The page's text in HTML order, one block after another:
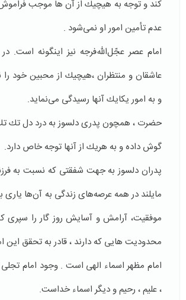
كند و توجه به هيچيك از آن ها موجب
عدم تأمين امور او نمى‌شود .
امام عصر عجّل‌الله‌فرجه نيز اينگونه است.
عاشقان و منتظران ،هيچيك از محبين خود را
و به امور يكايك آنها رسيدگى مى‌نمايد.
حضرت ، همچون پدرى دلسوز به درد دل تك
گوش داده و به هريك از آنها توجه خاص دارد.
پدران دلسوز به جهت شفقتى كه نسبت به
مايلند در همه عرصه‌هاى زندگى به آن‌ها يارى
موفقيت، آرامش و آسايش روز گار را سپرى
محدوديت هايى كه دارند ، قادر به تحقق اين
امام مظهر اسماء الهى است . وجود امام تجلى
، عليم ، رحيم و ديگر اسماء خداست.